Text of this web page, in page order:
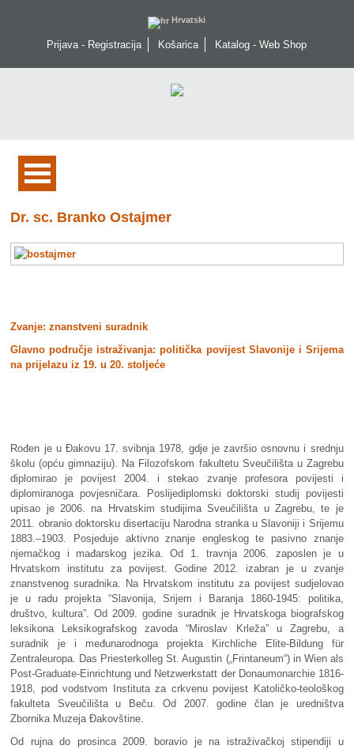
Hrvatski
Prijava - Registracija Košarica Katalog - Web Shop
Dr. sc. Branko Ostajmer
Zvanje: znanstveni suradnik
Glavno područje istraživanja: politička povijest Slavonije i Srijema
na prijelazu iz 19. u 20. stoljeće
Rođen je u Đakovu 17. svibnja 1978, gdje je završio osnovnu i srednju
školu (opću gimnaziju). Na Filozofskom fakultetu Sveučilišta u Zagrebu
diplomirao je povijest 2004. i stekao zvanje profesora povijesti i
diplomiranoga povjesničara. Poslijediplomski doktorski studij povijesti
upisao je 2006. na Hrvatskim studijima Sveučilišta u Zagrebu, te je
2011. obranio doktorsku disertaciju Narodna stranka u Slavoniji i Srijemu
1883.–1903. Posjeduje aktivno znanje engleskog te pasivno znanje
njemačkog i mađarskog jezika. Od 1. travnja 2006. zaposlen je u
Hrvatskom institutu za povijest. Godine 2012. izabran je u zvanje
znanstvenog suradnika. Na Hrvatskom institutu za povijest sudjelovao
je u radu projekta “Slavonija, Srijem i Baranja 1860-1945: politika,
društvo, kultura”. Od 2009. godine suradnik je Hrvatskoga biografskog
leksikona Leksikografskog zavoda “Miroslav Krleža” u Zagrebu, a
suradnik je i međunarodnoga projekta Kirchliche Elite-Bildung für
Zentraleuropa. Das Priesterkolleg St. Augustin („Frintaneum“) in Wien als
Post-Graduate-Einrichtung und Netzwerkstatt der Donaumonarchie 1816-
1918, pod vodstvom Instituta za crkvenu povijest Katoličko-teološkog
fakulteta Sveučilišta u Beču. Od 2007. godine član je uredništva
Zbornika Muzeja Đakovštine.
Od rujna do prosinca 2009. boravio je na istraživačkoj stipendiji u